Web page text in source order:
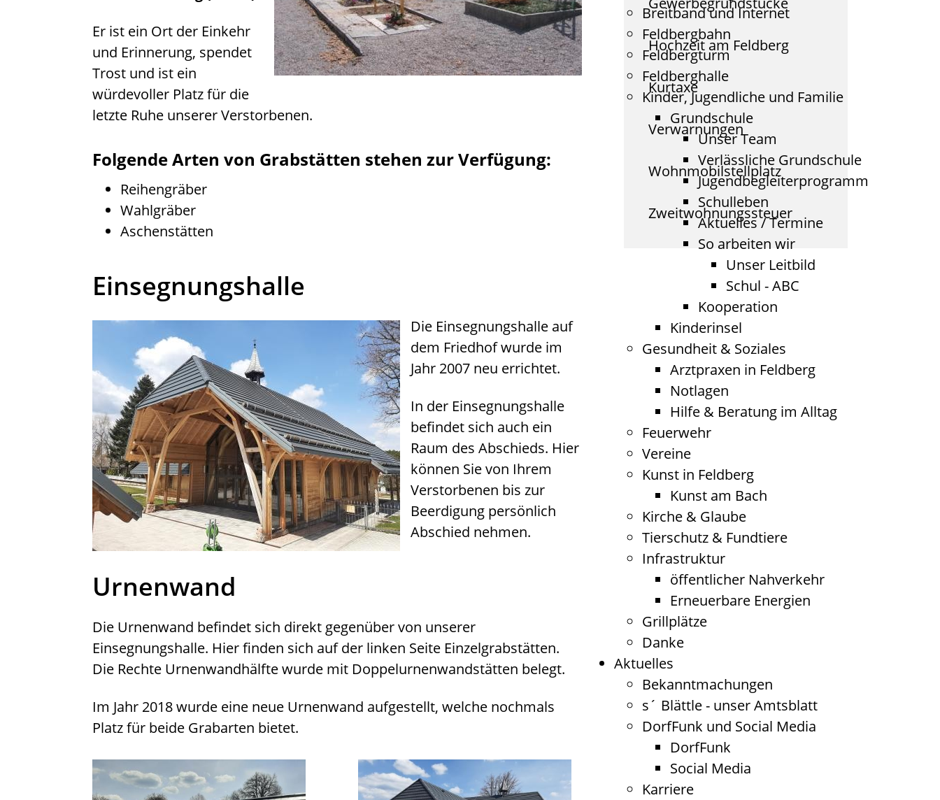
Breitband und Internet
Feldbergbahn
Feldbergturm
Feldberghalle
Kinder, Jugendliche und Familie
Grundschule
Unser Team
Verlässliche Grundschule
Jugendbegleiterprogramm
Schulleben
Aktuelles / Termine
So arbeiten wir
Unser Leitbild
Schul - ABC
Kooperation
Kinderinsel
Gesundheit & Soziales
Arztpraxen in Feldberg
Notlagen
Hilfe & Beratung im Alltag
Feuerwehr
Vereine
Kunst in Feldberg
Kunst am Bach
Kirche & Glaube
Tierschutz & Fundtiere
Infrastruktur
öffentlicher Nahverkehr
Erneuerbare Energien
Grillplätze
Danke
Aktuelles
Bekanntmachungen
s´ Blättle - unser Amtsblatt
DorfFunk und Social Media
DorfFunk
Social Media
Karriere
Er ist ein Ort der Einkehr
und Erinnerung, spendet
Trost und ist ein
würdevoller Platz für die
letzte Ruhe unserer Verstorbenen.
Folgende Arten von Grabstätten stehen zur Verfügung:
Reihengräber
Wahlgräber
Aschenstätten
Einsegnungshalle
Die Einsegnungshalle auf
dem Friedhof wurde im
Jahr 2007 neu errichtet.
In der Einsegnungshalle
befindet sich auch ein
Raum des Abschieds. Hier
können Sie von Ihrem
Verstorbenen bis zur
Beerdigung persönlich
Abschied nehmen.
Urnenwand
Die Urnenwand befindet sich direkt gegenüber von unserer
Einsegnungshalle. Hier finden sich auf der linken Seite Einzelgrabstätten.
Die Rechte Urnenwandhälfte wurde mit Doppelurnenwandstätten belegt.
Im Jahr 2018 wurde eine neue Urnenwand aufgestellt, welche nochmals
Platz für beide Grabarten bietet.
Hochzeit am Feldberg
Kurtaxe
Verwarnungen
Wohnmobilstellplatz
Zweitwohnungssteuer